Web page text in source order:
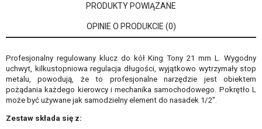
PRODUKTY POWIĄZANE
OPINIE O PRODUKCIE (0)
Profesjonalny regulowany klucz do kół King Tony 21 mm L. Wygodny
uchwyt, kilkustopniowa regulacja długości, wyjątkowo wytrzymały stop
metalu, powodują, że to profesjonalne narzędzie jest obiektem
pożądania każdego kierowcy i mechanika samochodowego. Pokrętło L
może być używane jak samodzielny element do nasadek 1/2".
Zestaw składa się z: